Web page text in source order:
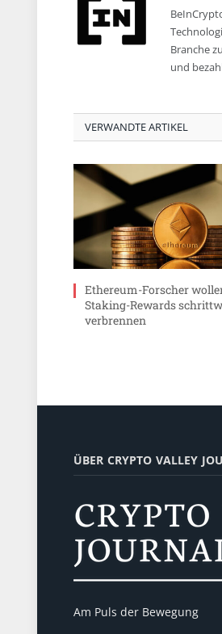
Branche
und
VERWANDTE ARTIKEL
Ethereum-Forscher
Staking-Rewards
verbrennen
ÜBER CRYPTO VALLEY
Am Puls der Bewegung